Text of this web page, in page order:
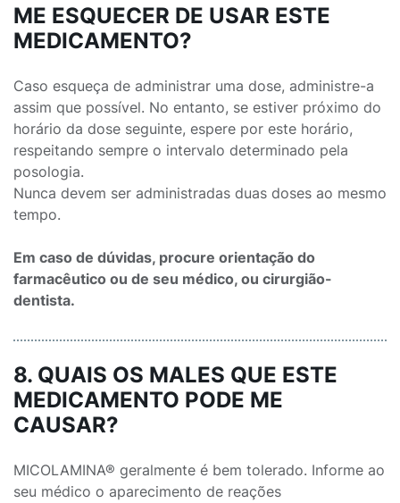
ME ESQUECER DE USAR ESTE
MEDICAMENTO?
Caso esqueça de administrar uma dose, administre-a
assim que possível. No entanto, se estiver próximo do
horário da dose seguinte, espere por este horário,
respeitando sempre o intervalo determinado pela
posologia.
Nunca devem ser administradas duas doses ao mesmo
tempo.
Em caso de dúvidas, procure orientação do
farmacêutico ou de seu médico, ou cirurgião-
dentista.
8. QUAIS OS MALES QUE ESTE
MEDICAMENTO PODE ME
CAUSAR?
MICOLAMINA® geralmente é bem tolerado. Informe ao
seu médico o aparecimento de reações